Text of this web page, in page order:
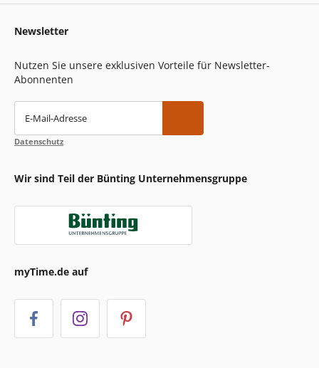
Newsletter
Nutzen Sie unsere exklusiven Vorteile für Newsletter-
Abonnenten
E-Mail-Adresse
Datenschutz
Wir sind Teil der Bünting Unternehmensgruppe
myTime.de auf